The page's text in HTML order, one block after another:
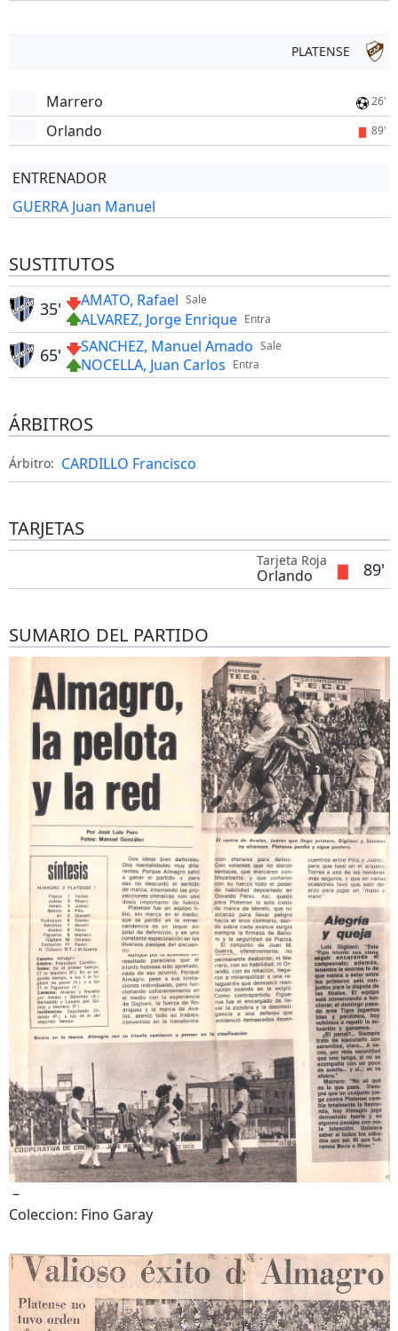
PLATENSE
Marrero 26'
Orlando 89'
ENTRENADOR
GUERRA Juan Manuel
SUSTITUTOS
Sale
AMATO, Rafael
Entra
ALVAREZ, Jorge Enrique
35'
Sale
SANCHEZ, Manuel Amado
Entra
NOCELLA, Juan Carlos
65'
ÁRBITROS
Árbitro: CARDILLO Francisco
TARJETAS
89'
Tarjeta Roja
Orlando
SUMARIO DEL PARTIDO
–
Coleccion: Fino Garay